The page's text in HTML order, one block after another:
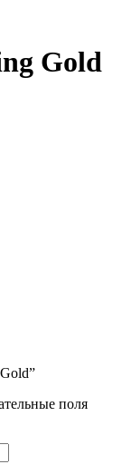
Gold
поля